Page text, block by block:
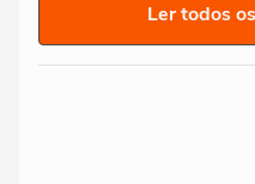
Ler todos